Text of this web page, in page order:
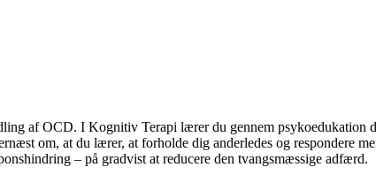
af OCD. I Kognitiv Terapi lærer du gennem psykoedukation
om, at du lærer, at forholde dig anderledes og respondere
– på gradvist at reducere den tvangsmæssige adfærd.